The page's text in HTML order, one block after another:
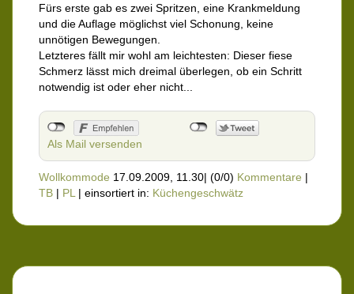
Fürs erste gab es zwei Spritzen, eine Krankmeldung
und die Auflage möglichst viel Schonung, keine
unnötigen Bewegungen.
Letzteres fällt mir wohl am leichtesten: Dieser fiese
Schmerz lässt mich dreimal überlegen, ob ein Schritt
notwendig ist oder eher nicht...
Als Mail versenden
Wollkommode 17.09.2009, 11.30| (0/0) Kommentare |
TB | PL | einsortiert in: Küchengeschwätz